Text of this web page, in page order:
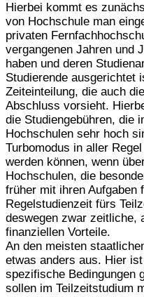
Hierbei kommt es
von Hochschule man
privaten
vergangenen Jahren und
haben und deren
Studierende ausgerichtet
Zeiteinteilung, die auch
Abschluss vorsieht.
die Studiengebühren, die
Hochschulen sehr hoch
Turbomodus in aller
werden können, wenn
Hochschulen, die
früher mit ihren Aufgaben
Regelstudienzeit fürs
deswegen zwar zeitliche,
finanziellen Vorteile.
An den meisten
etwas anders aus. Hier
spezifische Bedingungen
sollen im Teilzeitstudium